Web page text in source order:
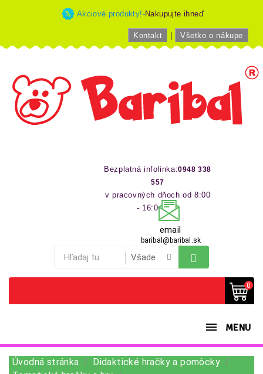
Akciové produkty!-Nakupujte ihneď
Kontakt Všetko o nákupe
Bezplatná infolinka:0948 338
557
v pracovných dňoch od 8:00
- 16:00 hod
email
baribal@baribal.sk
0
MENU
Úvodná stránka
Didaktické hračky a pomôcky